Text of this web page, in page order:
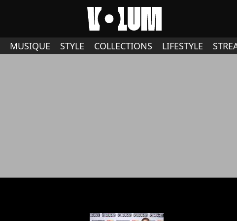
MUSIQUE STYLE COLLECTIONS LIFESTYLE